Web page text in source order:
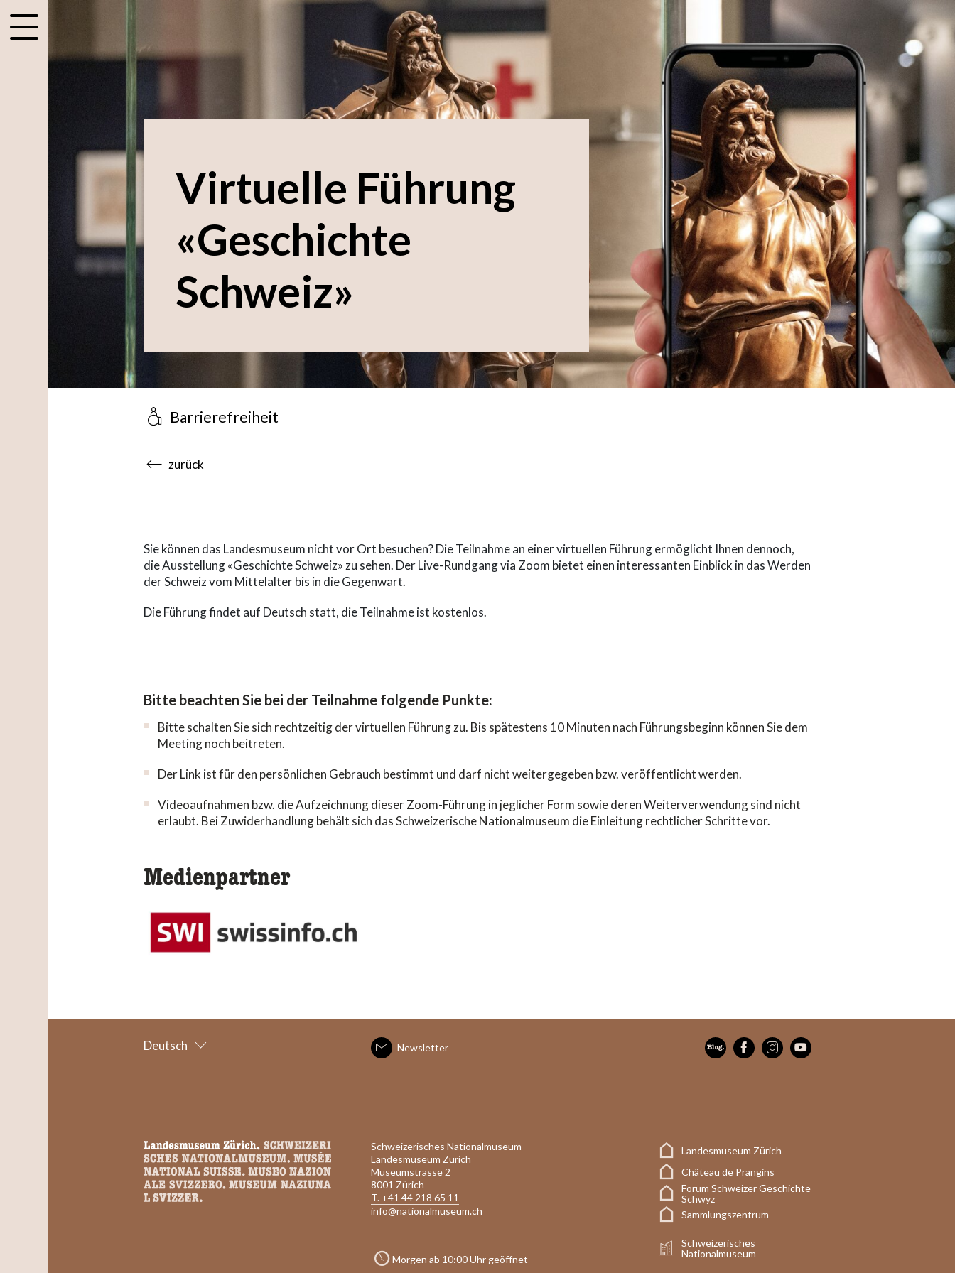
accessibility.menu
Virtuelle Führung
«Geschichte
Schweiz»
Barrierefreiheit
accessibility.sr-only.body-term
zurück
Sie können das Landesmuseum nicht vor Ort besuchen? Die Teilnahme an einer virtuellen Führung ermöglicht Ihnen dennoch,
die Ausstellung «Geschichte Schweiz» zu sehen. Der Live-Rundgang via Zoom bietet einen interessanten Einblick in das Werden
der Schweiz vom Mittelalter bis in die Gegenwart.
Die Führung findet auf Deutsch statt, die Teilnahme ist kostenlos.
Bitte beachten Sie bei der Teilnahme folgende Punkte:
Bitte schalten Sie sich rechtzeitig der virtuellen Führung zu. Bis spätestens 10 Minuten nach Führungsbeginn können Sie dem
Meeting noch beitreten.
Der Link ist für den persönlichen Gebrauch bestimmt und darf nicht weitergegeben bzw. veröffentlicht werden.
Videoaufnahmen bzw. die Aufzeichnung dieser Zoom-Führung in jeglicher Form sowie deren Weiterverwendung sind nicht
erlaubt. Bei Zuwiderhandlung behält sich das Schweizerische Nationalmuseum die Einleitung rechtlicher Schritte vor.
Medienpartner
Deutsch Newsletter
Schweizerisches Nationalmuseum
Landesmuseum Zürich
Museumstrasse 2
8001 Zürich
T. +41 44 218 65 11
info@nationalmuseum.ch
Morgen ab 10:00 Uhr geöffnet
Landesmuseum Zürich
Château de Prangins
Forum Schweizer Geschichte
Schwyz
Sammlungszentrum
Schweizerisches
Nationalmuseum